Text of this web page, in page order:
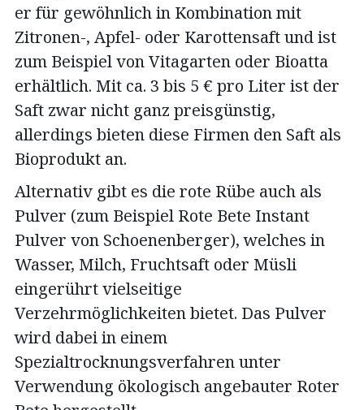
er für gewöhnlich in Kombination mit
Zitronen-, Apfel- oder Karottensaft und ist
zum Beispiel von Vitagarten oder Bioatta
erhältlich. Mit ca. 3 bis 5 € pro Liter ist der
Saft zwar nicht ganz preisgünstig,
allerdings bieten diese Firmen den Saft als
Bioprodukt an.
Alternativ gibt es die rote Rübe auch als
Pulver (zum Beispiel Rote Bete Instant
Pulver von Schoenenberger), welches in
Wasser, Milch, Fruchtsaft oder Müsli
eingerührt vielseitige
Verzehrmöglichkeiten bietet. Das Pulver
wird dabei in einem
Spezialtrocknungsverfahren unter
Verwendung ökologisch angebauter Roter